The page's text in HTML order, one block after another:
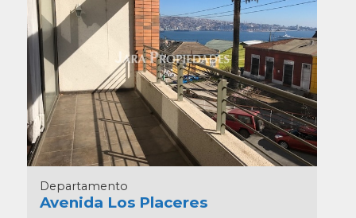
Departamento
Avenida Los Placeres